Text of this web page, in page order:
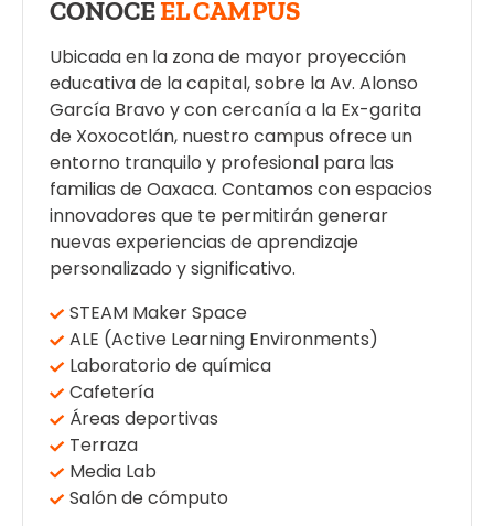
CONOCEEL CAMPUS
Ubicada en la zona de mayor proyección
educativa de la capital, sobre la Av. Alonso
García Bravo y con cercanía a la Ex-garita
de Xoxocotlán, nuestro campus ofrece un
entorno tranquilo y profesional para las
familias de Oaxaca. Contamos con espacios
innovadores que te permitirán generar
nuevas experiencias de aprendizaje
personalizado y significativo.
STEAM Maker Space
ALE (Active Learning Environments)
Laboratorio de química
Cafetería
Áreas deportivas
Terraza
Media Lab
Salón de cómputo